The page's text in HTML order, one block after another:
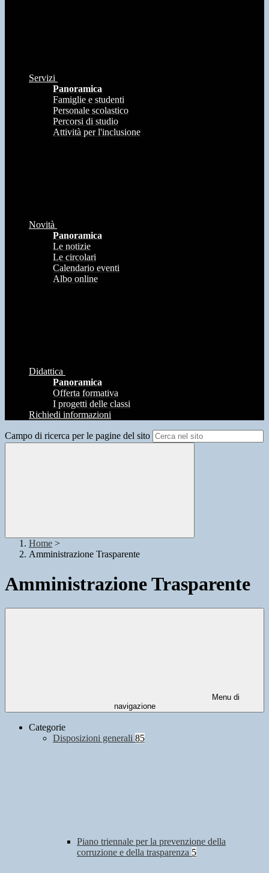
Servizi
Panoramica
Famiglie e studenti
Personale scolastico
Percorsi di studio
Attività per l'inclusione
Novità
Panoramica
Le notizie
Le circolari
Calendario eventi
Albo online
Didattica
Panoramica
Offerta formativa
I progetti delle classi
Richiedi informazioni
Campo di ricerca per le pagine del sito
Home >
Amministrazione Trasparente
Amministrazione Trasparente
Menu di
navigazione
Categorie
Disposizioni generali 85
Piano triennale per la prevenzione della
corruzione e della trasparenza 5